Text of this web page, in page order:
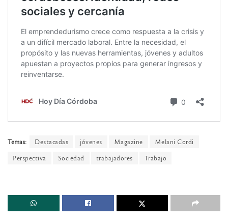
Temas: Destacadas jóvenes Magazine
Melani Cordi
Perspectiva
Sociedad trabajadores Trabajo